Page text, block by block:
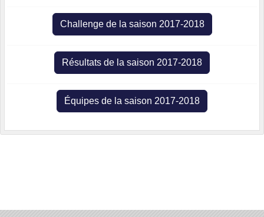
Challenge de la saison 2017-2018
Résultats de la saison 2017-2018
Équipes de la saison 2017-2018